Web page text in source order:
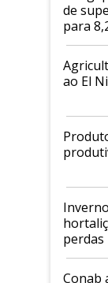
de
para
ao El
perdas
Conab